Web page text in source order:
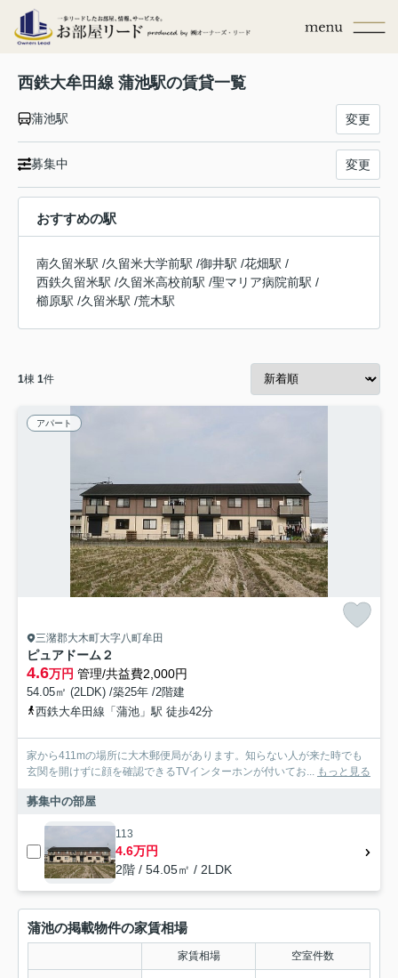
西鉄大牟田線 蒲池駅の賃貸一覧
蒲池駅 変更
募集中 変更
おすすめの駅
南久留米駅 /久留米大学前駅 /御井駅 /花畑駅 /
西鉄久留米駅 /久留米高校前駅 /聖マリア病院前駅 /
櫛原駅 /久留米駅 /荒木駅
1棟 1件
アパート
三潴郡大木町大字八町牟田
ピュアドーム２
4.6万円 管理/共益費2,000円
54.05㎡ (2LDK) /築25年 /2階建
西鉄大牟田線「蒲池」駅 徒歩42分
家から411mの場所に大木郵便局があります。知らない人が来た時でも
玄関を開けずに顔を確認できるTVインターホンが付いてお...
もっと見る
募集中の部屋
113
4.6万円
2階 / 54.05㎡ / 2LDK
蒲池の掲載物件の家賃相場
家賃相場 空室件数